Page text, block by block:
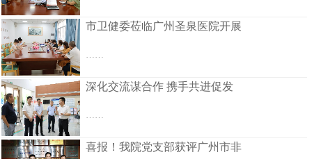
市卫健委莅临广州圣泉医院开展
……
深化交流谋合作 携手共进促发
……
喜报！我院党支部获评广州市非